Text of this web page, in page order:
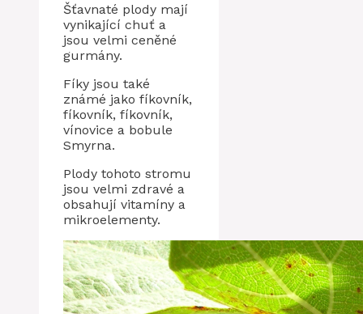
Šťavnaté plody mají
vynikající chuť a
jsou velmi ceněné
gurmány.
Fíky jsou také
známé jako fíkovník,
fíkovník, fíkovník,
vínovice a bobule
Smyrna.
Plody tohoto stromu
jsou velmi zdravé a
obsahují vitamíny a
mikroelementy.